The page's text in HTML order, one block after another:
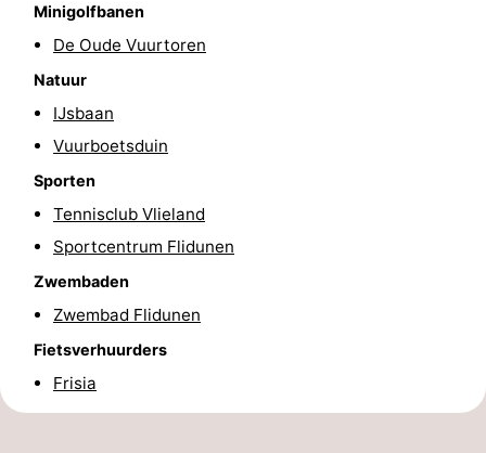
Praktisch
Forum
Waddenhoppen
Reisboekenwinkel
Nieuws
Medische
Minigolfbanen
De Oude Vuurtoren
Natuur
IJsbaan
Vuurboetsduin
Sporten
Tennisclub Vlieland
Sportcentrum Flidunen
Zwembaden
Zwembad Flidunen
Fietsverhuurders
Frisia